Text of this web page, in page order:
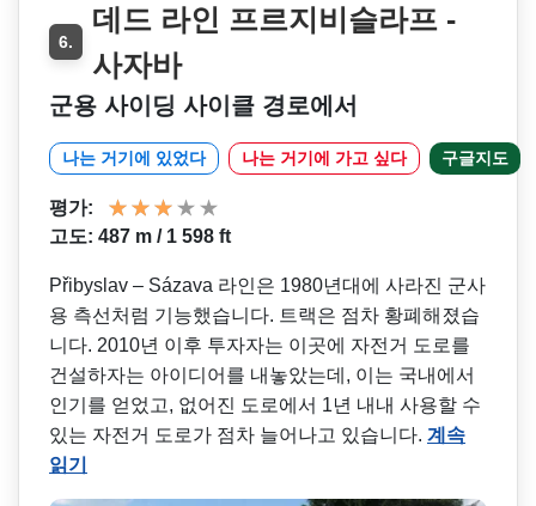
6.
데드 라인 프르지비슬라프 -
사자바
군용 사이딩 사이클 경로에서
나는 거기에 있었다 나는 거기에 가고 싶다 구글지도
평가:
고도: 487 m / 1 598 ft
Přibyslav – Sázava 라인은 1980년대에 사라진 군사
용 측선처럼 기능했습니다. 트랙은 점차 황폐해졌습
니다. 2010년 이후 투자자는 이곳에 자전거 도로를
건설하자는 아이디어를 내놓았는데, 이는 국내에서
인기를 얻었고, 없어진 도로에서 1년 내내 사용할 수
있는 자전거 도로가 점차 늘어나고 있습니다. 계속
읽기